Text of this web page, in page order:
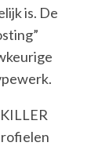
is. De